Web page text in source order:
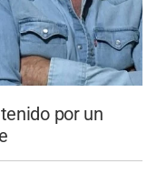
por un